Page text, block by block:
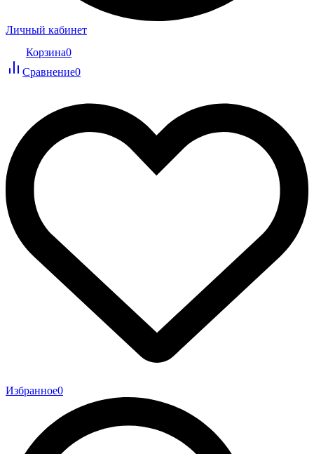
Личный кабинет
Корзина0
Сравнение0
Избранное0